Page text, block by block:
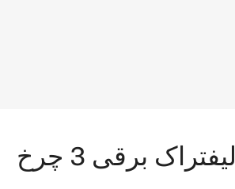
لیفتراک برقی 3 چرخ